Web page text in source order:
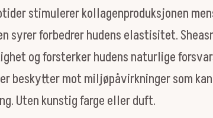
stimulerer kollagenproduksjonen
syrer forbedrer hudens elastisitet.
og forsterker hudens naturlige
beskytter mot miljøpåvirkninger som
Uten kunstig farge eller duft.